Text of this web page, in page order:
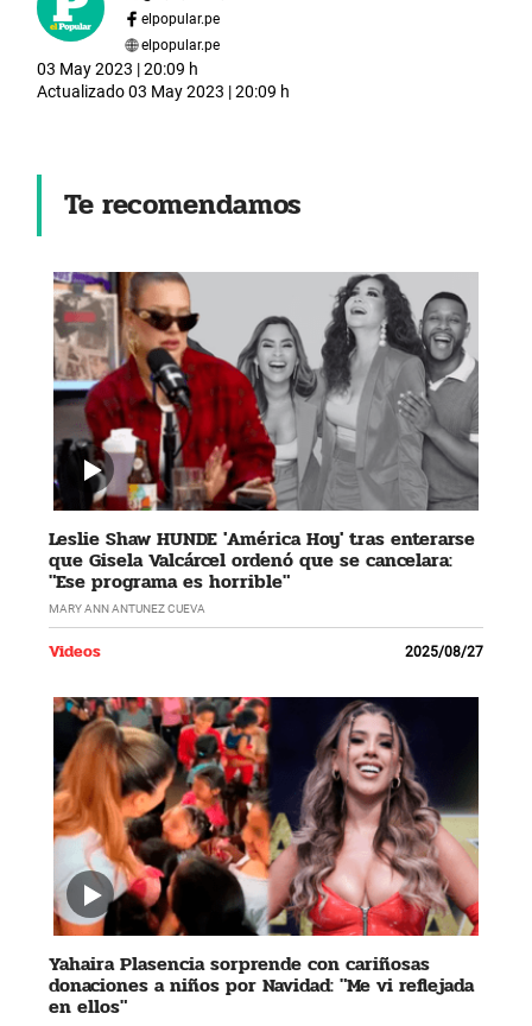
elpopular.pe
elpopular.pe
03 May 2023 | 20:09 h
Actualizado03 May 2023 | 20:09 h
Te recomendamos
Leslie Shaw HUNDE 'América Hoy' tras enterarse
que Gisela Valcárcel ordenó que se cancelara:
"Ese programa es horrible"
MARY ANN ANTUNEZ CUEVA
Videos 2025/08/27
Yahaira Plasencia sorprende con cariñosas
donaciones a niños por Navidad: "Me vi reflejada
en ellos"